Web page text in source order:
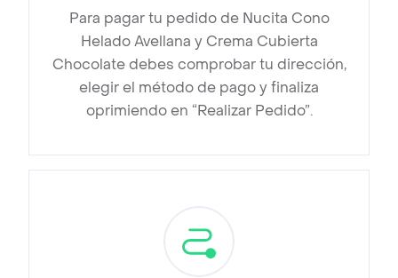
Para pagar tu pedido de Nucita Cono
Helado Avellana y Crema Cubierta
Chocolate debes comprobar tu dirección,
elegir el método de pago y finaliza
oprimiendo en “Realizar Pedido”.